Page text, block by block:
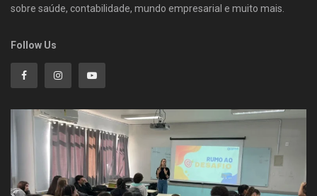
sobre saúde, contabilidade, mundo empresarial e muito mais.
Follow Us